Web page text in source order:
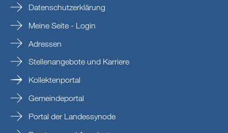
Datenschutzerklärung
Meine Seite - Login
Adressen
Stellenangebote und Karriere
Kollektenportal
Gemeindeportal
Portal der Landessynode